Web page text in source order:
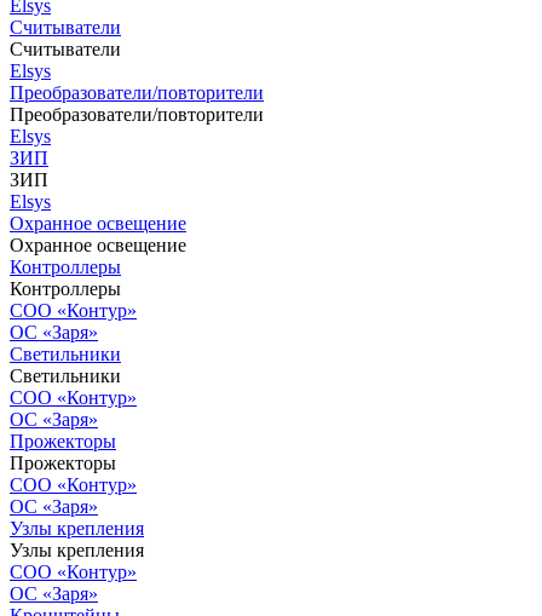
Elsys
Считыватели
Считыватели
Elsys
Преобразователи/повторители
Преобразователи/повторители
Elsys
ЗИП
ЗИП
Elsys
Охранное освещение
Охранное освещение
Контроллеры
Контроллеры
СОО «Контур»
ОС «Заря»
Светильники
Светильники
СОО «Контур»
ОС «Заря»
Прожекторы
Прожекторы
СОО «Контур»
ОС «Заря»
Узлы крепления
Узлы крепления
СОО «Контур»
ОС «Заря»